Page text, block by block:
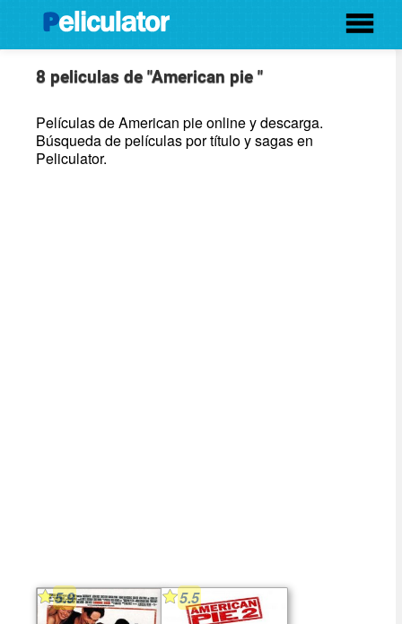
8 peliculas de "American pie "
Películas de American pie online y descarga.
Búsqueda de películas por título y sagas en
Peliculator.
5.9 5.5